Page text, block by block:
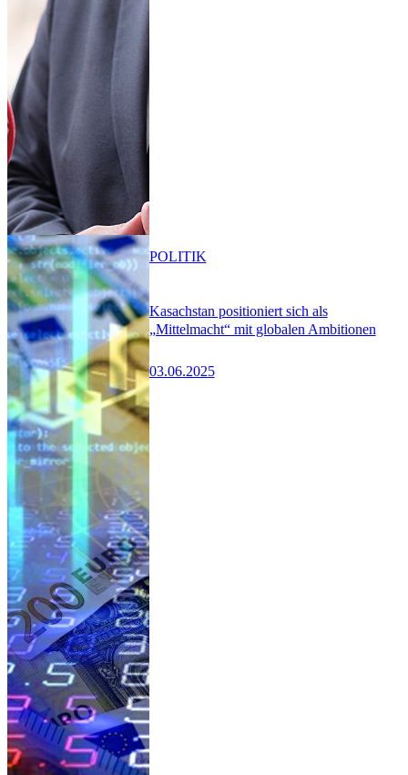
Kasachstan positioniert sich als
„Mittelmacht“ mit globalen Ambitionen
03.06.2025
POLITIK